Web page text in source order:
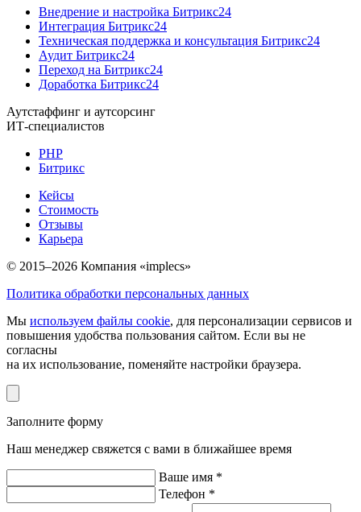
Внедрение и настройка Битрикс24
Интеграция Битрикс24
Техническая поддержка и консультация Битрикс24
Аудит Битрикс24
Переход на Битрикс24
Доработка Битрикс24
Аутстаффинг и аутсорсинг
ИТ-специалистов
PHP
Битрикс
Кейсы
Стоимость
Отзывы
Карьера
© 2015–2026 Компания «implecs»
Политика обработки персональных данных
Мы используем файлы cookie, для персонализации сервисов и
повышения удобства пользования сайтом. Если вы не
согласны
на их использование, поменяйте настройки браузера.
Заполните форму
Наш менеджер свяжется с вами в ближайшее время
Ваше имя *
Телефон *